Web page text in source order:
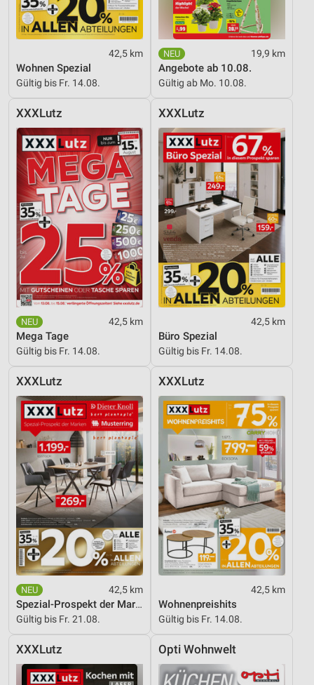
42,5 km
Wohnen Spezial
Gültig bis Fr. 14.08.
19,9 km
Angebote ab 10.08.
Gültig ab Mo. 10.08.
XXXLutz
42,5 km
Mega Tage
Gültig bis Fr. 14.08.
XXXLutz
42,5 km
Büro Spezial
Gültig bis Fr. 14.08.
XXXLutz
42,5 km
Spezial-Prospekt der Marken
Gültig bis Fr. 21.08.
XXXLutz
42,5 km
Wohnenpreishits
Gültig bis Fr. 14.08.
XXXLutz Opti Wohnwelt